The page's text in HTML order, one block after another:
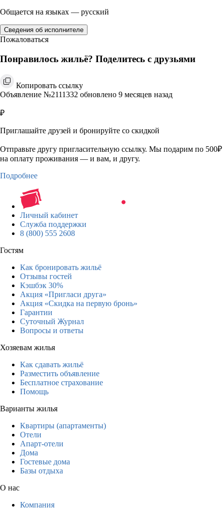
Общается на языках — русский
Сведения об исполнителе
Пожаловаться
Понравилось жильё? Поделитесь с друзьями
Копировать ссылку
Объявление №2111332 обновлено 9 месяцев назад
₽
Приглашайте друзей и бронируйте со скидкой
Отправьте другу пригласительную ссылку. Мы подарим по 500₽
на оплату проживания — и вам, и другу.
Подробнее
Личный кабинет
Служба поддержки
8 (800) 555 2608
Гостям
Как бронировать жильё
Отзывы гостей
Кэшбэк 30%
Акция «Пригласи друга»
Акция «Скидка на первую бронь»
Гарантии
Суточный Журнал
Вопросы и ответы
Хозяевам жилья
Как сдавать жильё
Разместить объявление
Бесплатное страхование
Помощь
Варианты жилья
Квартиры (апартаменты)
Отели
Апарт-отели
Дома
Гостевые дома
Базы отдыха
О нас
Компания